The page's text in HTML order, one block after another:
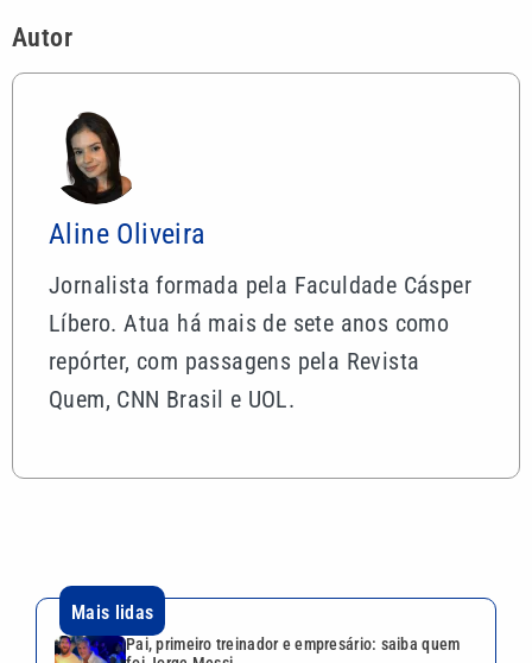
Autor
Aline Oliveira
Jornalista formada pela Faculdade Cásper
Líbero. Atua há mais de sete anos como
repórter, com passagens pela Revista
Quem, CNN Brasil e UOL.
Mais lidas
Pai, primeiro treinador e empresário: saiba quem